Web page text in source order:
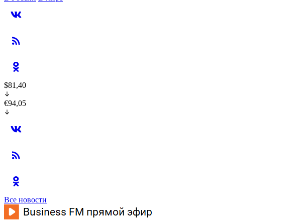
$81,40
€94,05
Все новости